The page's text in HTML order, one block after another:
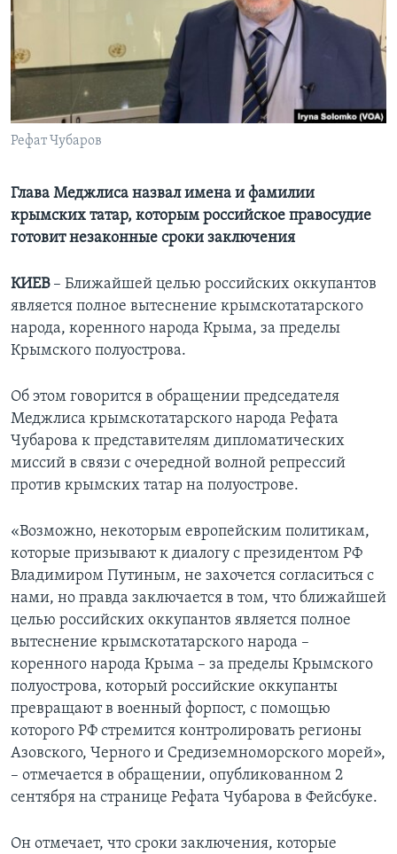
СОЦИАЛЬНЫЕ СЕТИ
Рефат Чубаров
Глава Меджлиса назвал имена и фамилии
крымских татар, которым российское правосудие
готовит незаконные сроки заключения
КИЕВ– Ближайшей целью российских оккупантов
является полное вытеснение крымскотатарского
народа, коренного народа Крыма, за пределы
Крымского полуострова.
Об этом говорится в обращении председателя
Меджлиса крымскотатарского народа Рефата
Чубарова к представителям дипломатических
миссий в связи с очередной волной репрессий
против крымских татар на полуострове.
«Возможно, некоторым европейским политикам,
которые призывают к диалогу с президентом РФ
Владимиром Путиным, не захочется согласиться с
нами, но правда заключается в том, что ближайшей
целью российских оккупантов является полное
вытеснение крымскотатарского народа –
коренного народа Крыма – за пределы Крымского
полуострова, который российские оккупанты
превращают в военный форпост, с помощью
которого РФ стремится контролировать регионы
Азовского, Черного и Средиземноморского морей»,
– отмечается в обращении, опубликованном 2
сентября на странице Рефата Чубарова в Фейсбуке.
Он отмечает, что сроки заключения, которые